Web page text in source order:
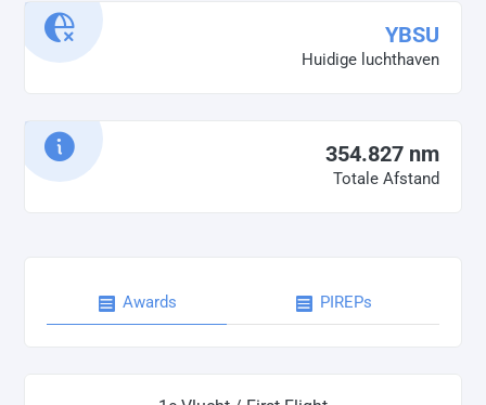
YBSU
Huidige luchthaven
354.827 nm
Totale Afstand
Awards PIREPs